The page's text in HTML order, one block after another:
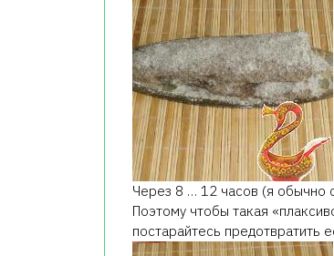
Через 8 … 12 часов (я обычно
Поэтому чтобы такая
постарайтесь предотвратить